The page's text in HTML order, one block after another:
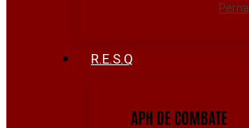
Perna
R.E.S.Q
APH DE COMBATE